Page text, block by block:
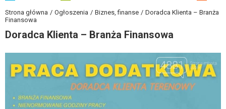
Strona główna Ogłoszenia Biznes, finanse
Doradca Klienta – Branża
Finansowa
Doradca Klienta – Branża Finansowa